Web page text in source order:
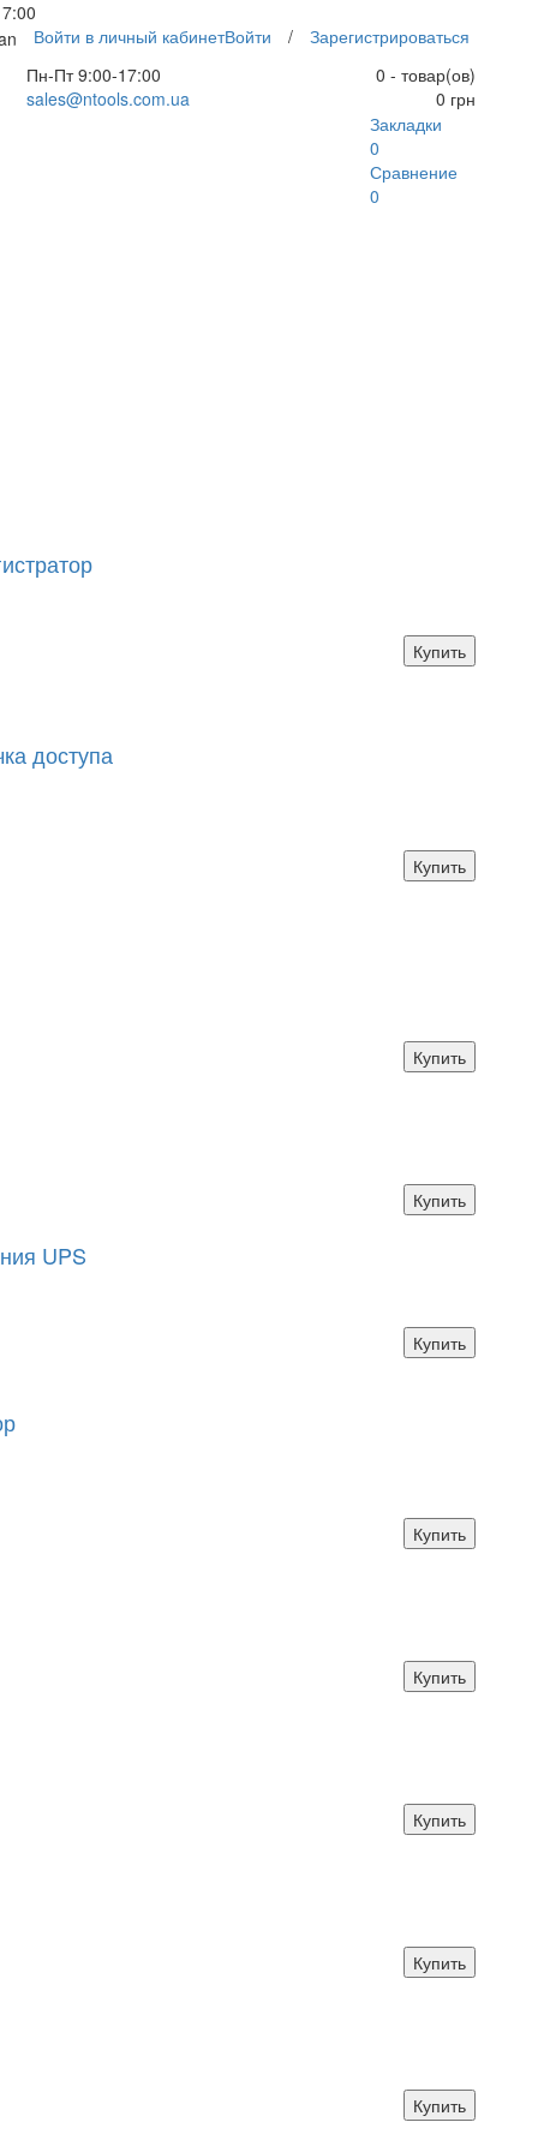
Войти в личный кабинетВойти /
Зарегистрироваться
Пн-Пт 9:00-17:00
sales@ntools.com.ua
0 - товар(ов)
0 грн
Закладки
0
Сравнение
0
Купить
доступа
Купить
Купить
Купить
UPS
Купить
Купить
Купить
Купить
Купить
Купить